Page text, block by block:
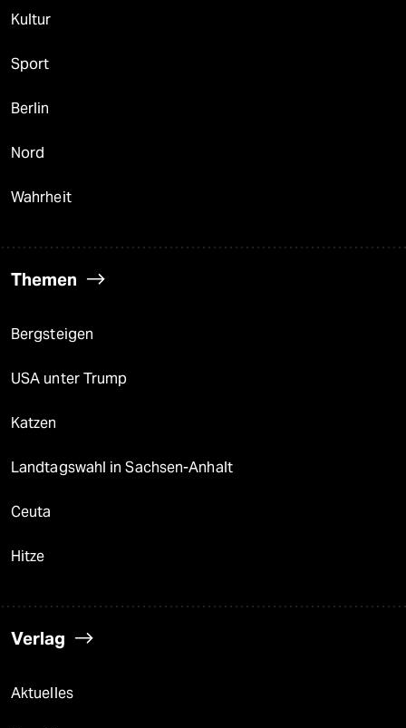
Kultur
Sport
Berlin
Nord
Wahrheit
Themen
Bergsteigen
USA unter Trump
Katzen
Landtagswahl in Sachsen-Anhalt
Ceuta
Hitze
Verlag
Aktuelles